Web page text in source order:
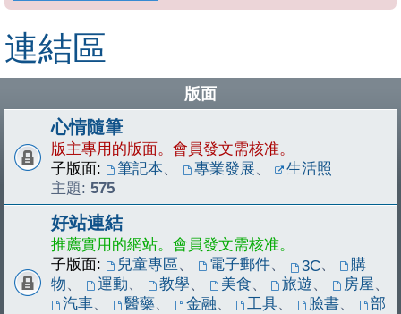
連結區
版面
心情隨筆
版主專用的版面。會員發文需核准。
子版面:
筆記本 專業發展
生活照
主題: 575
好站連結
推薦實用的網站。會員發文需核准。
子版面:
兒童專區 電子郵件、 3C、
購
物
運動 教學 美食 旅遊 房屋
汽車、 醫藥、 金融 工具 臉書
部